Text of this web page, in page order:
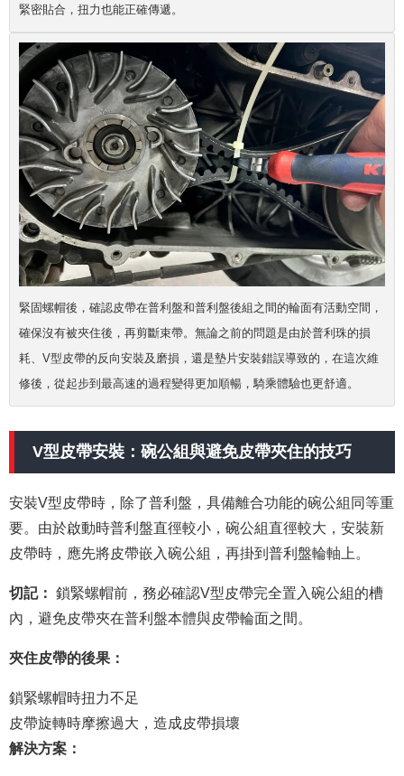
緊密貼合，扭力也能正確傳遞。
緊固螺帽後，確認皮帶在普利盤和普利盤後組之間的輪面有活動空間，
確保沒有被夾住後，再剪斷束帶。無論之前的問題是由於普利珠的損
耗、V型皮帶的反向安裝及磨損，還是墊片安裝錯誤導致的，在這次維
修後，從起步到最高速的過程變得更加順暢，騎乘體驗也更舒適。
V型皮帶安裝：碗公組與避免皮帶夾住的技巧
安裝V型皮帶時，除了普利盤，具備離合功能的碗公組同等重
要。由於啟動時普利盤直徑較小，碗公組直徑較大，安裝新
皮帶時，應先將皮帶嵌入碗公組，再掛到普利盤輪軸上。
切記：
鎖緊螺帽前，務必確認V型皮帶完全置入碗公組的槽
內，避免皮帶夾在普利盤本體與皮帶輪面之間。
夾住皮帶的後果：
鎖緊螺帽時扭力不足
皮帶旋轉時摩擦過大，造成皮帶損壞
解決方案：